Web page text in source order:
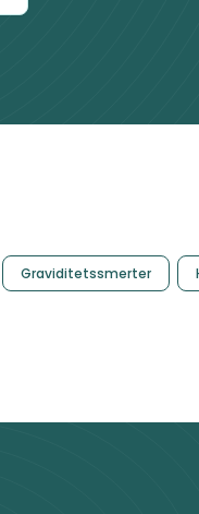
Graviditetssmerter